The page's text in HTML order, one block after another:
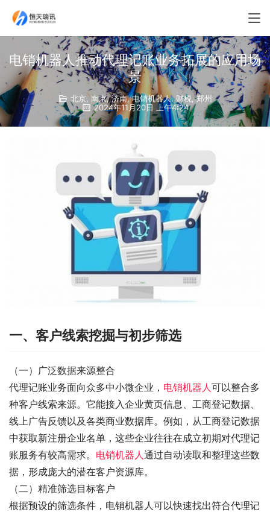
电销机器人推动代理记账业务拓展的应用场
景
北京,南京,济南,电销机器人,财税,郑州
2024年11月20日 上午4:24
一、客户线索挖掘与初步筛选
（一）广泛数据来源整合
代理记账业务面向众多中小微企业， 电销机器人 可以整合多
种客户线索来源。它能接入企业黄页信息、工商登记数据、
线上广告反馈以及各类商业数据库。例如，从工商登记数据
中获取新注册企业名单，这些企业往往在成立初期对代理记
账服务有较高需求。 电销机器人 通过自动读取和整理这些数
据，形成庞大的潜在客户资源库。
（二）精准筛选目标客户
根据预设的筛选条件，电销机器人可以快速找出符合代理记